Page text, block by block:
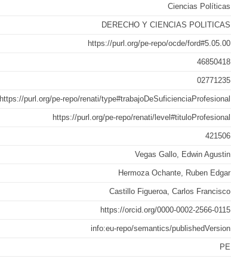
Ciencias Políticas
DERECHO Y CIENCIAS POLITICAS
https://purl.org/pe-repo/ocde/ford#5.05.00
46850418
02771235
https://purl.org/pe-repo/renati/type#trabajoDeSuficienciaProfesional
https://purl.org/pe-repo/renati/level#tituloProfesional
421506
Vegas Gallo, Edwin Agustin
Hermoza Ochante, Ruben Edgar
Castillo Figueroa, Carlos Francisco
https://orcid.org/0000-0002-2566-0115
info:eu-repo/semantics/publishedVersion
PE